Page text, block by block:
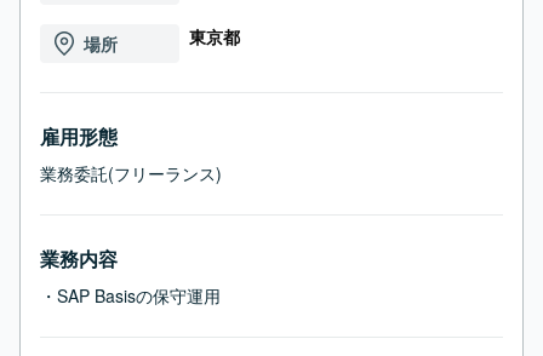
場所 東京都
雇用形態
業務委託(フリーランス)
業務内容
・SAP Basisの保守運用